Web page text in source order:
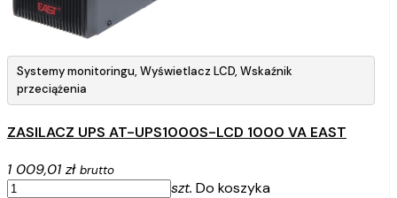
Systemy monitoringu, Wyświetlacz LCD, Wskaźnik
przeciążenia
ZASILACZ UPS AT-UPS1000S-LCD 1000 VA EAST
1 009,01 zł brutto
szt. Do koszyka